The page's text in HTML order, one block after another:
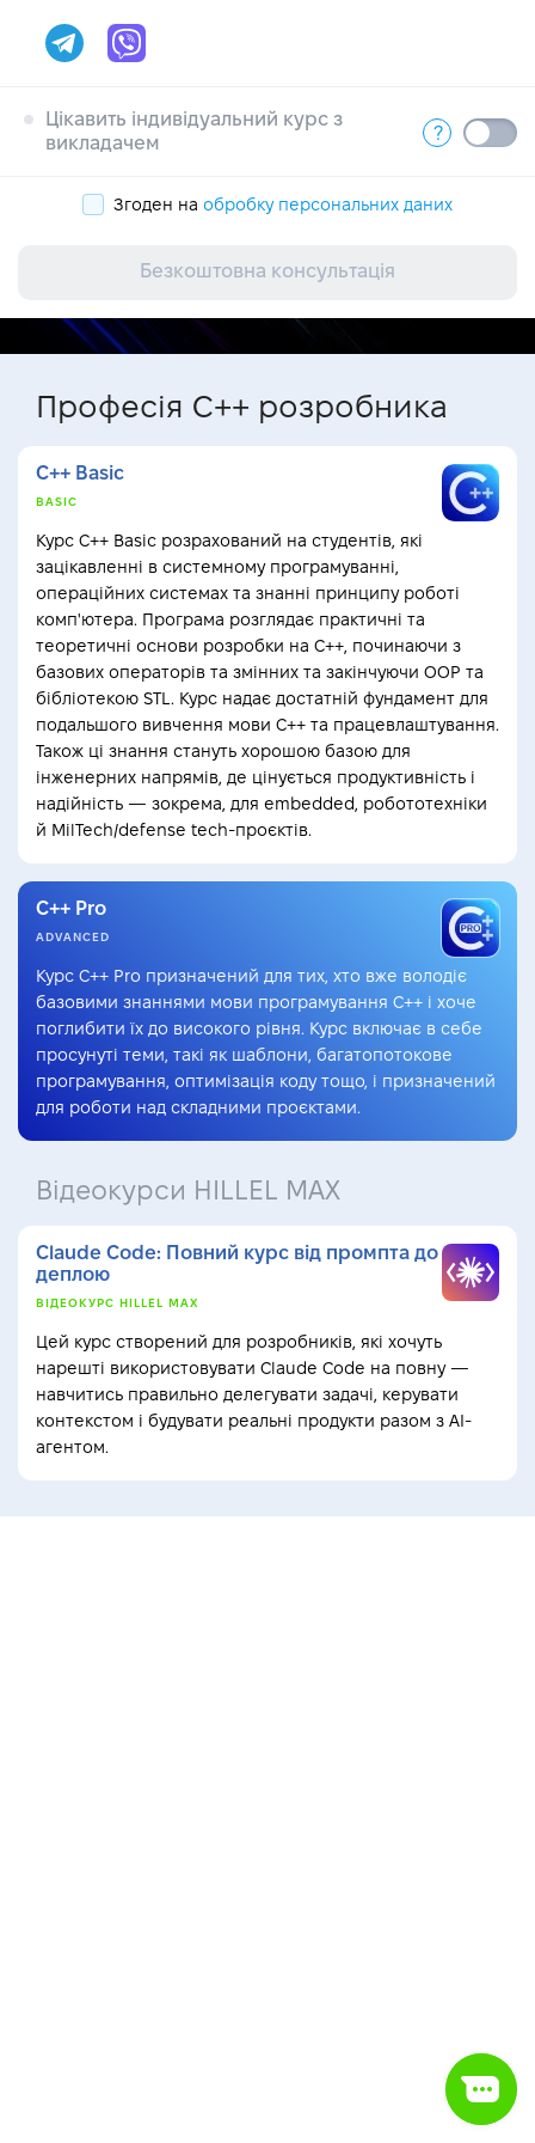
* Допустимі аналоги від AMD
Цікавить індивідуальний курс з
викладачем
?
Згоден на обробку персональних даних
Безкоштовна консультація
Професія C++ розробника
С++ Basic
BASIC
Курс C++ Basic розрахований на студентів, які
зацікавленні в системному програмуванні,
операційних системах та знанні принципу роботі
комп'ютера. Програма розглядає практичні та
теоретичні основи розробки на C++, починаючи з
базових операторів та змінних та закінчуючи OOP та
бібліотекою STL. Курс надає достатній фундамент для
подальшого вивчення мови C++ та працевлаштування.
Також ці знання стануть хорошою базою для
інженерних напрямів, де цінується продуктивність і
надійність — зокрема, для embedded, робототехніки
й MilTech/defense tech-проєктів.
С++ Pro
ADVANCED
Курс C++ Pro призначений для тих, хто вже володіє
базовими знаннями мови програмування C++ і хоче
поглибити їх до високого рівня. Курс включає в себе
просунуті теми, такі як шаблони, багатопотокове
програмування, оптимізація коду тощо, і призначений
для роботи над складними проєктами.
Відеокурси HILLEL MAX
Claude Code: Повний курс від промпта до
деплою
ВІДЕОКУРС HILLEL MAX
Цей курс створений для розробників, які хочуть
нарешті використовувати Claude Code на повну —
навчитись правильно делегувати задачі, керувати
контекстом і будувати реальні продукти разом з AI-
агентом.